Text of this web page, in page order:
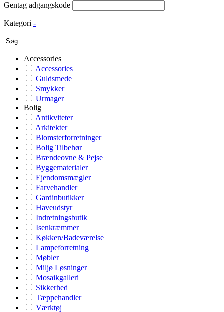
Gentag adgangskode
Kategori -
Accessories
Accessories
Guldsmede
Smykker
Urmager
Bolig
Antikviteter
Arkitekter
Blomsterforretninger
Bolig Tilbehør
Brændeovne & Pejse
Byggematerialer
Ejendomsmægler
Farvehandler
Gardinbutikker
Haveudstyr
Indretningsbutik
Isenkræmmer
Køkken/Badeværelse
Lampeforretning
Møbler
Miljø Løsninger
Mosaikgalleri
Sikkerhed
Tæppehandler
Værktøj